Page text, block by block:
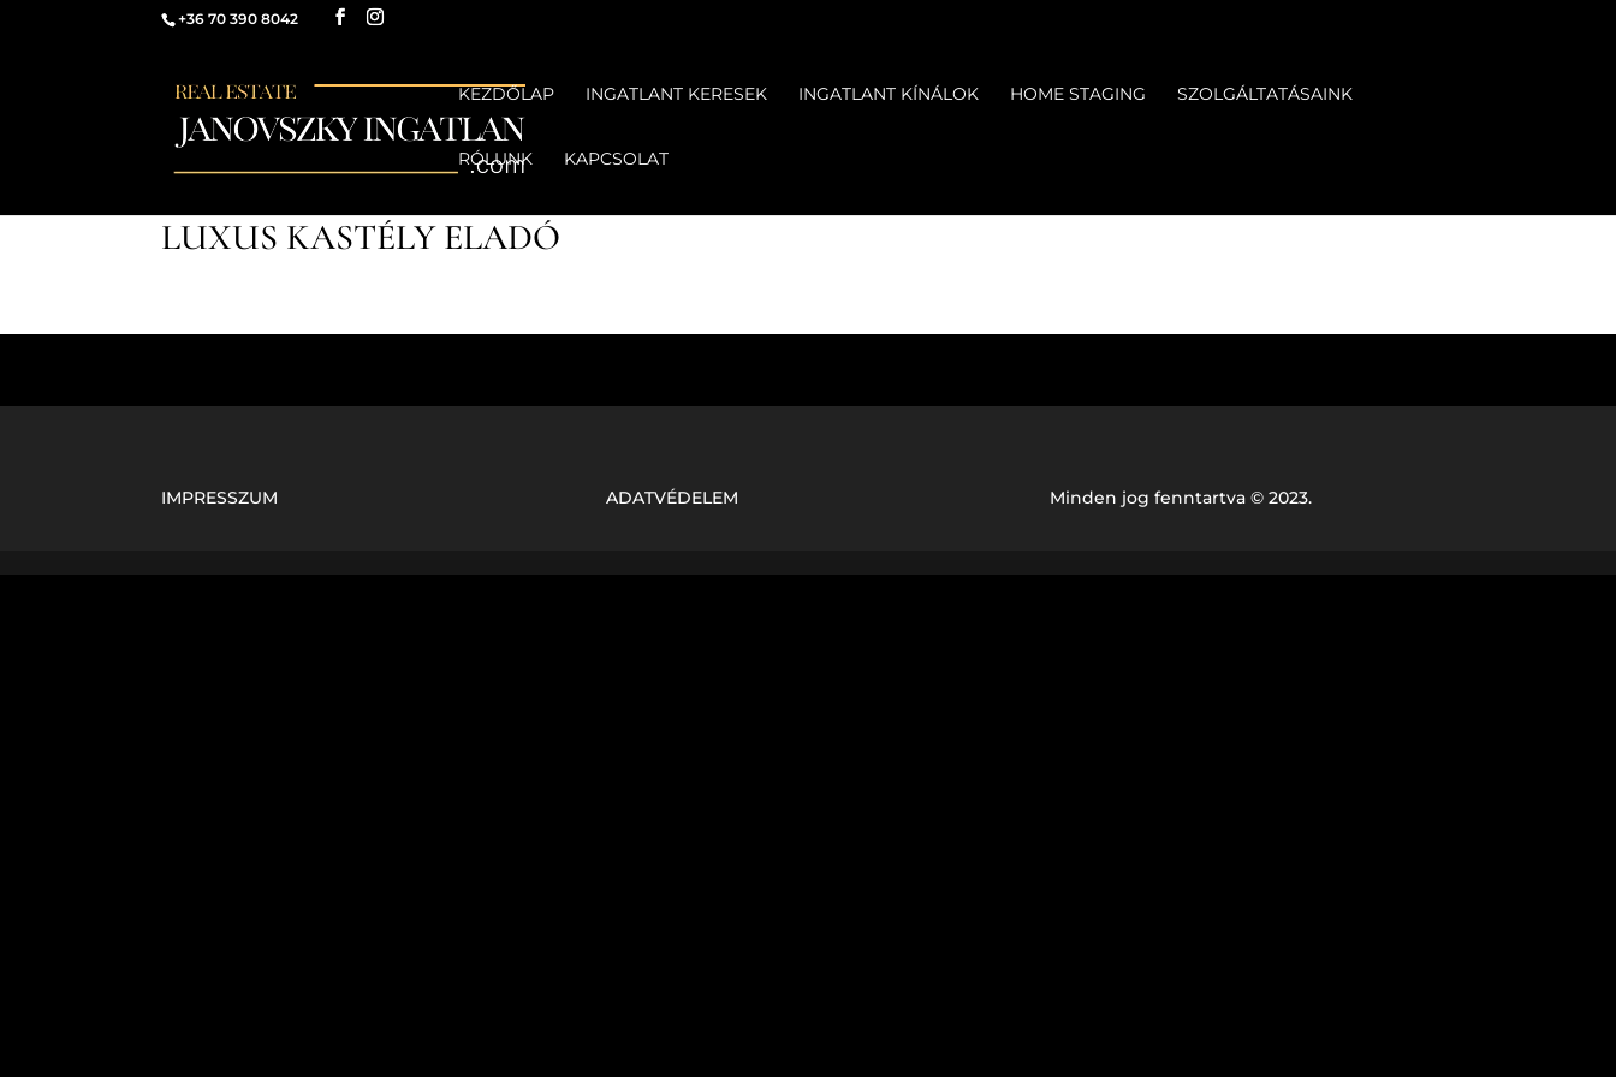
+36 70 390 8042
KEZDŐLAP INGATLANT KERESEK INGATLANT KÍNÁLOK HOME STAGING SZOLGÁLTATÁSAINK
RÓLUNK KAPCSOLAT
LUXUS KASTÉLY ELADÓ
IMPRESSZUM ADATVÉDELEM Minden jog fenntartva © 2023.